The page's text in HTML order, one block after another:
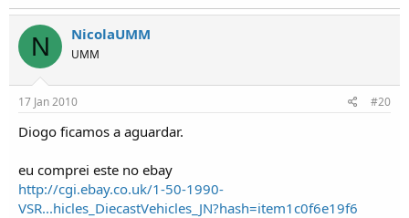
N NicolaUMM
UMM
17 Jan 2010 #20
Diogo ficamos a aguardar.
eu comprei este no ebay
http://cgi.ebay.co.uk/1-50-1990-
VSR...hicles_DiecastVehicles_JN?hash=item1c0f6e19f6